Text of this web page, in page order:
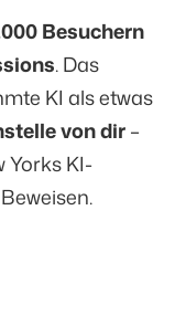
Besuchern
. Das
KI als etwas
von dir–
Yorks KI-